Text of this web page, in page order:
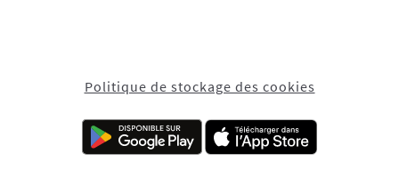
Politique de stockage des cookies